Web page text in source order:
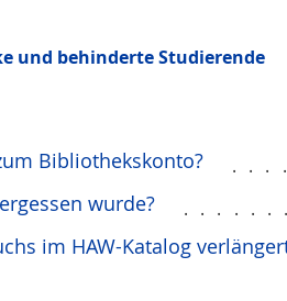
und behinderte Studierende
Bibliothekskonto?
wurde?
im HAW-Katalog